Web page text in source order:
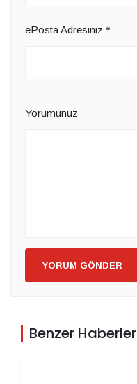
ePosta Adresiniz *
Yorumunuz
YORUM GÖNDER
Benzer Haberler